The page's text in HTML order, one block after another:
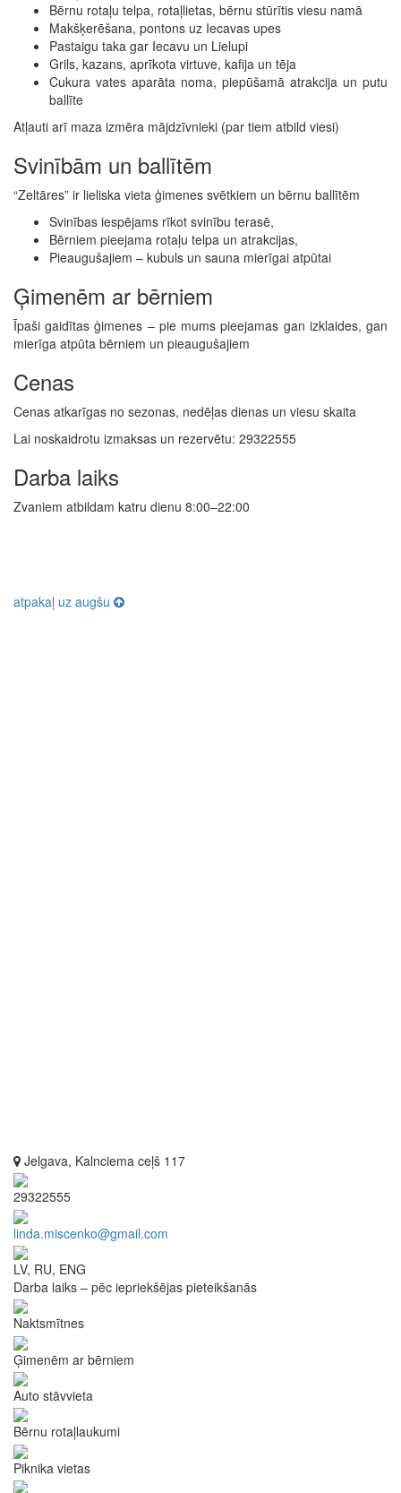
Bērnu rotaļu telpa, rotaļlietas, bērnu stūrītis viesu namā
Makšķerēšana, pontons uz Iecavas upes
Pastaigu taka gar Iecavu un Lielupi
Grils, kazans, aprīkota virtuve, kafija un tēja
Cukura vates aparāta noma, piepūšamā atrakcija un putu
ballīte
Atļauti arī maza izmēra mājdzīvnieki (par tiem atbild viesi)
Svinībām un ballītēm
“Zeltāres” ir lieliska vieta ģimenes svētkiem un bērnu ballītēm
Svinības iespējams rīkot svinību terasē,
Bērniem pieejama rotaļu telpa un atrakcijas,
Pieaugušajiem – kubuls un sauna mierīgai atpūtai
Ģimenēm ar bērniem
Īpaši gaidītas ģimenes – pie mums pieejamas gan izklaides, gan
mierīga atpūta bērniem un pieaugušajiem
Cenas
Cenas atkarīgas no sezonas, nedēļas dienas un viesu skaita
Lai noskaidrotu izmaksas un rezervētu: 29322555
Darba laiks
Zvaniem atbildam katru dienu 8:00–22:00
atpakaļ uz augšu
Jelgava, Kalnciema ceļš 117
29322555
linda.miscenko@gmail.com
LV, RU, ENG
Darba laiks – pēc iepriekšējas pieteikšanās
Naktsmītnes
Ģimenēm ar bērniem
Auto stāvvieta
Bērnu rotaļlaukumi
Piknika vietas